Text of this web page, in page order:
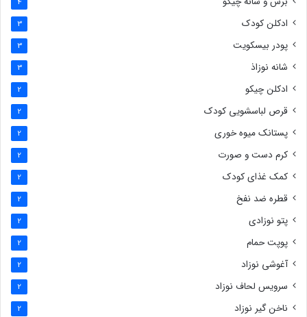
ادکلن کودک 3
پودر بیسکویت 3
شانه نوزاذ 3
ادکلن چیکو 2
قرص لباسشویی کودک 2
پستانک میوه خوری 2
کرم دست و صورت 2
کمک غذای کودک 2
قطره ضد نفخ 2
پتو نوزادی 2
پوپت حمام 2
آغوشی نوزاد 2
سرویس لحاف نوزاد 2
ناخن گیر نوزاد 2